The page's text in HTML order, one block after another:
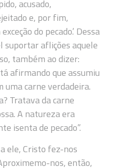
acusado,
e, por fim,
do pecado.’ Dessa
suportar aflições aquele
também ao dizer:
afirmando que assumiu
uma carne verdadeira.
Tratava da carne
A natureza era
isenta de pecado”.
ele, Cristo fez-nos
nos, então,